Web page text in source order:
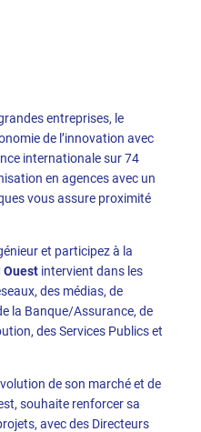
entreprises, le
de l’innovation avec
internationale sur 74
en agences avec un
vous assure proximité
et participez à la
Ouest intervient dans les
des médias, de
la Banque/Assurance, de
des Services Publics et
de son marché et de
souhaite renforcer sa
avec des Directeurs